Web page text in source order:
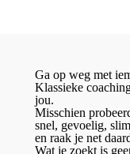
Ga op weg met
Klassieke
jou.
Misschien
snel, gevoelig,
en raak je net
Wat je zoekt is